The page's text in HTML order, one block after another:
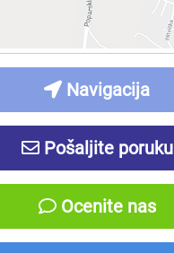
Navigacija
Pošaljite poruku
Ocenite nas